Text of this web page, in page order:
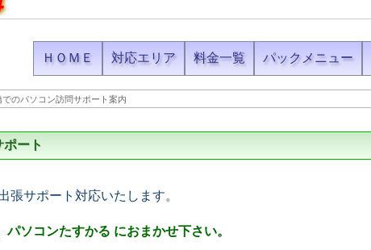
ＨＯＭＥ 対応エリア 料金一覧 パックメニュー
でのパソコン訪問サポート案内
ート
張サポート対応いたします。
ソコンたすかる におまかせ下さい。